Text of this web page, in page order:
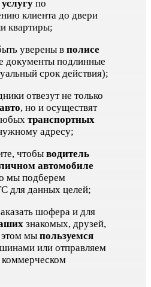
по
клиента до двери
квартиры;
уверены в полисе
документы подлинные
срок действия);
отвезут не только
, но и осуществят
транспортных
адресу;
чтобы водитель
автомобиле
мы подберем
для данных целей;
шофера и для
знакомых, друзей,
этом мы пользуемся
или отправляем
коммерческом